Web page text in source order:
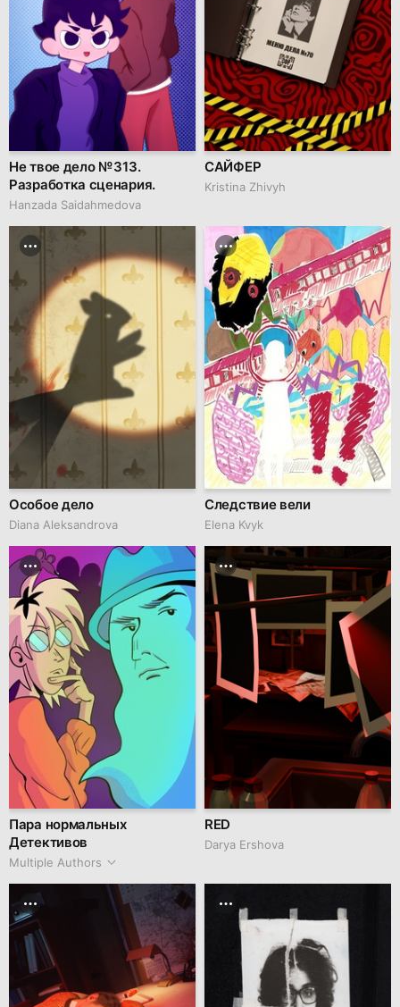
Не твое дело № 313.
Разработка сценария.
Hanzada Saidahmedova
САЙФЕР
Kristina Zhivyh
Особое дело
Diana Aleksandrova
Следствие вели
Elena Kvyk
Пара нормальных
Детективов
Multiple Authors
RED
Darya Ershova